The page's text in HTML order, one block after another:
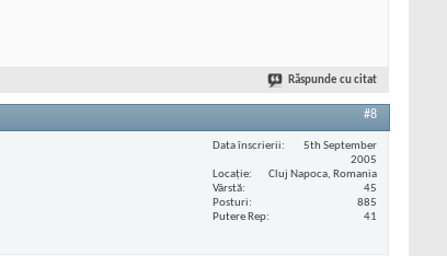
Răspunde cu citat
#8
Data înscrierii
5th September
2005
Locaţie
Cluj Napoca, Romania
Vârstă
45
Posturi
885
Putere Rep
41